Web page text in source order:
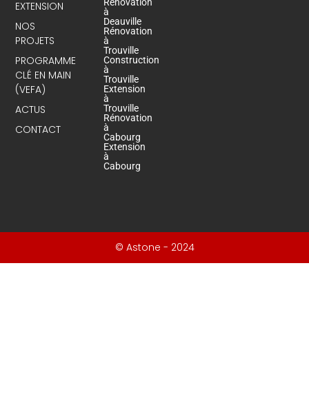
à
Deauville
Rénovation
à
Trouville
Construction
à
Trouville
Extension
à
Trouville
Rénovation
à
Cabourg
Extension
à
Cabourg
EXTENSION
NOS
PROJETS
PROGRAMME
CLÉ EN MAIN
(VEFA)
ACTUS
CONTACT
© Astone - 2024